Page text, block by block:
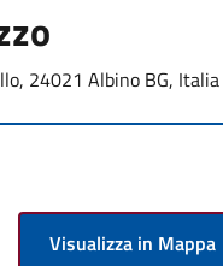
24021 Albino BG, Italia
Visualizza in Mappa